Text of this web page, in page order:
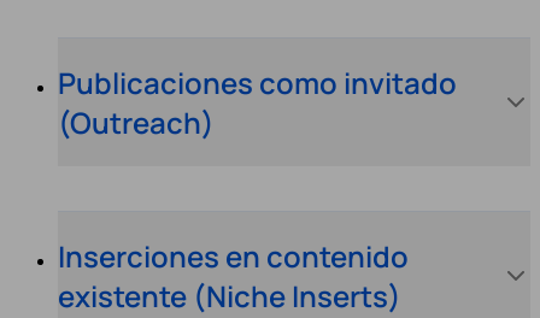
Publicaciones como invitado
(Outreach)
Inserciones en contenido
existente (Niche Inserts)